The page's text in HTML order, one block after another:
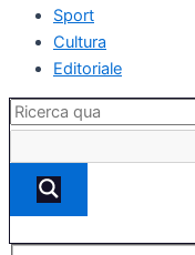
Sport
Cultura
Editoriale